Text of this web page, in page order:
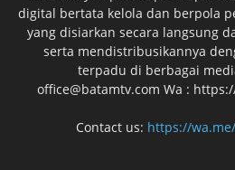
digital bertata kelola dan berpola
yang disiarkan secara langsung
serta mendistribusikannya
terpadu di berbagai
office@batamtv.com Wa :
Contact us: https://